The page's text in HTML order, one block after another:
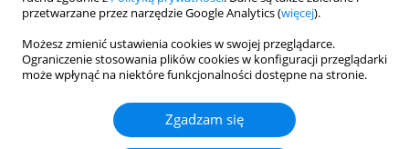
przetwarzane przez narzędzie Google Analytics (więcej).
Możesz zmienić ustawienia cookies w swojej przeglądarce.
Ograniczenie stosowania plików cookies w konfiguracji przeglądarki
może wpłynąć na niektóre funkcjonalności dostępne na stronie.
Zgadzam się
Słowo kluczowefriction damper
Experimental evaluation of metallic hybrid
damper device using comb teeth damper and
friction damper
M. Helen Santhi,G. Malathi